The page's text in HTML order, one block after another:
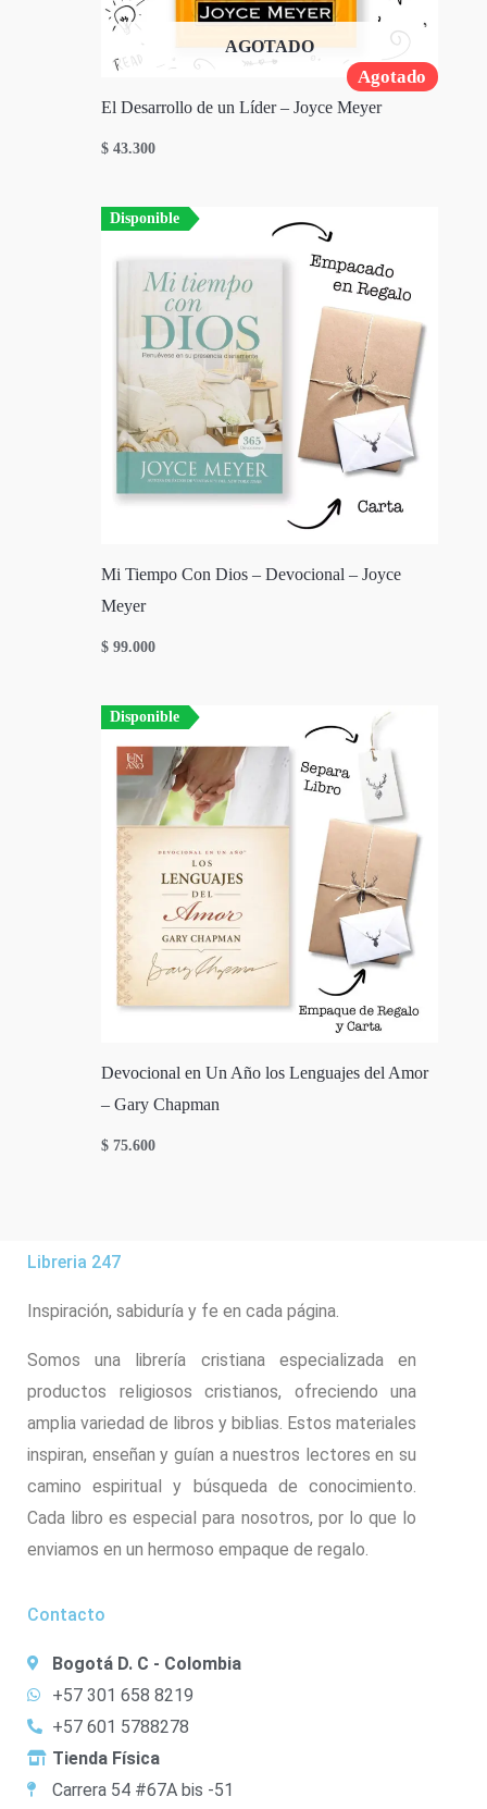
Agotado
AGOTADO
El Desarrollo de un Líder – Joyce Meyer
$ 43.300
Disponible
Mi Tiempo Con Dios – Devocional – Joyce
Meyer
$ 99.000
Disponible
Devocional en Un Año los Lenguajes del Amor
– Gary Chapman
$ 75.600
Libreria 247
Inspiración, sabiduría y fe en cada página.
Somos una librería cristiana especializada en
productos religiosos cristianos, ofreciendo una
amplia variedad de libros y biblias. Estos materiales
inspiran, enseñan y guían a nuestros lectores en su
camino espiritual y búsqueda de conocimiento.
Cada libro es especial para nosotros, por lo que lo
enviamos en un hermoso empaque de regalo.
Contacto
Bogotá D. C - Colombia
+57 301 658 8219
+57 601 5788278
Tienda Física
Carrera 54 #67A bis -51